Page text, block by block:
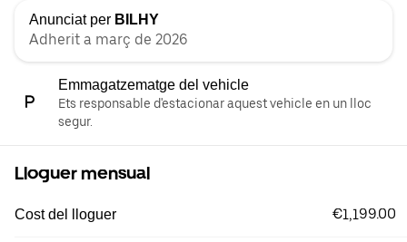
Anunciat per BILHY
Adherit a març de 2026
Emmagatzematge del vehicle
Ets responsable d'estacionar aquest vehicle en un lloc
segur.
Lloguer mensual
Cost del lloguer €1,199.00